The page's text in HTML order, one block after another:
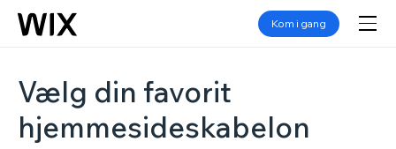
Kom i gang
Vælg din favorit
hjemmesideskabelon